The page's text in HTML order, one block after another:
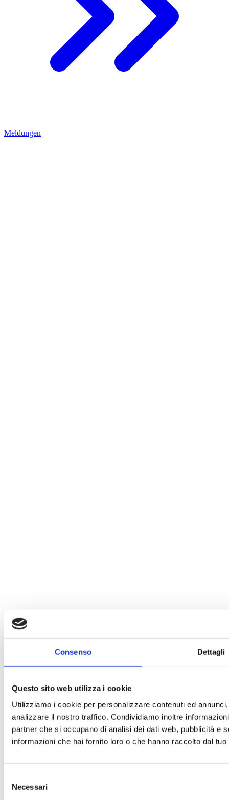
Consenso Dettagli
Questo sito web utilizza i cookie
Utilizziamo i cookie per personalizzare contenuti ed
analizzare il nostro traffico. Condividiamo inoltre
partner che si occupano di analisi dei dati web, pubblicità e
informazioni che hai fornito loro o che hanno raccolto dal
delNecessari
Meldungen